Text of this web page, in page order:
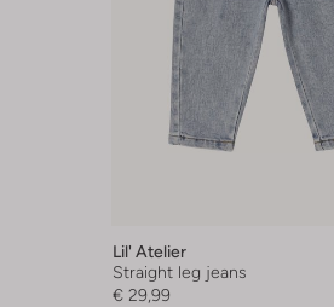
Lil' Atelier
Straight leg jeans
€ 29,99